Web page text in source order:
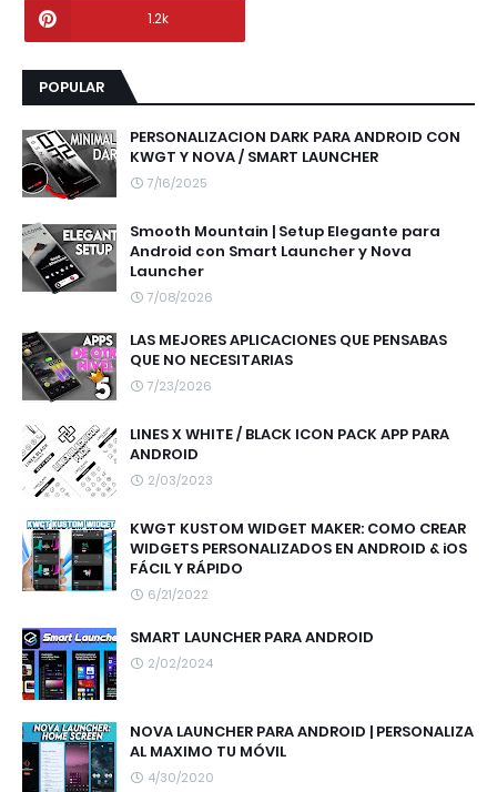
1.2k
POPULAR
PERSONALIZACION DARK PARA ANDROID CON
KWGT Y NOVA / SMART LAUNCHER
7/16/2025
Smooth Mountain | Setup Elegante para
Android con Smart Launcher y Nova
Launcher
7/08/2026
LAS MEJORES APLICACIONES QUE PENSABAS
QUE NO NECESITARIAS
7/23/2026
LINES X WHITE / BLACK ICON PACK APP PARA
ANDROID
2/03/2023
KWGT KUSTOM WIDGET MAKER: COMO CREAR
WIDGETS PERSONALIZADOS EN ANDROID & iOS
FÁCIL Y RÁPIDO
6/21/2022
SMART LAUNCHER PARA ANDROID
2/02/2024
NOVA LAUNCHER PARA ANDROID | PERSONALIZA
AL MAXIMO TU MÓVIL
4/30/2020